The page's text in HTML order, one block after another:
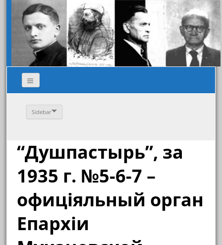
Sidebar
“Душпастырь”, за
1935 г. №5-6-7 –
офиціяльный орган
Епархіи